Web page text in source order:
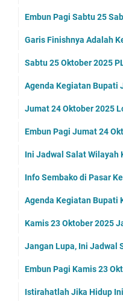
Embun Pagi Sabtu 25
Garis Finishnya Adalah
Sabtu 25 Oktober 2025
Agenda Kegiatan Bupati
Jumat 24 Oktober 2025
Embun Pagi Jumat 24
Ini Jadwal Salat Wilayah
Info Sembako di Pasar
Agenda Kegiatan Bupati
Kamis 23 Oktober 2025
Jangan Lupa, Ini Jadwal
Embun Pagi Kamis 23
Istirahatlah Jika Hidup